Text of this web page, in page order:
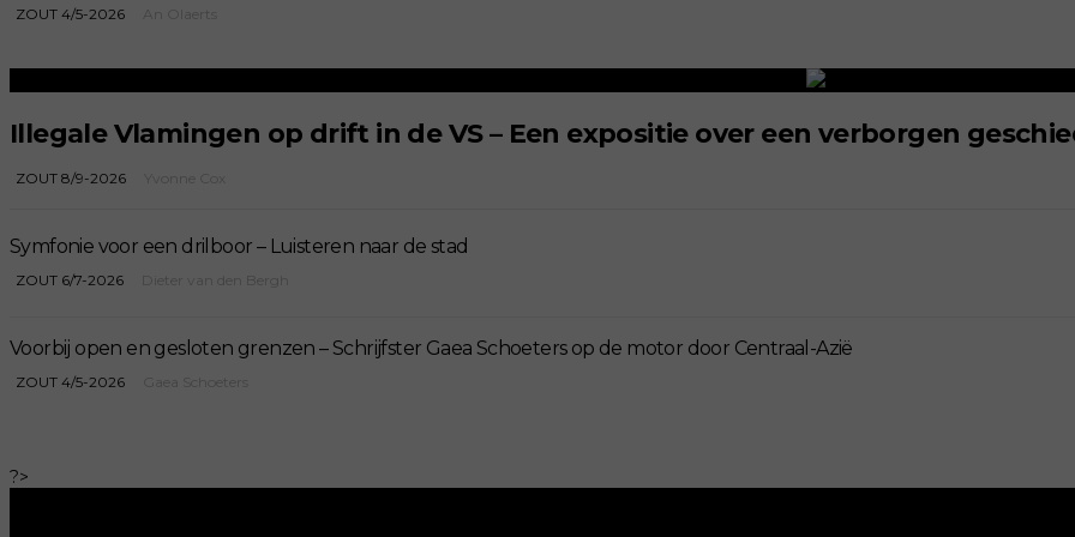
ZOUT 4/5-2026 An Olaerts
Illegale Vlamingen op drift in de VS – Een expositie over een verborgen
ZOUT 8/9-2026 Yvonne Cox
Symfonie voor een drilboor – Luisteren naar de stad
ZOUT 6/7-2026 Dieter van den Bergh
Voorbij open en gesloten grenzen – Schrijfster Gaea Schoeters op de motor door Centraal-Azië
ZOUT 4/5-2026 Gaea Schoeters
?>